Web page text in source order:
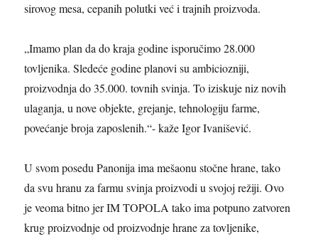
sirovog mesa, cepanih polutki već i trajnih proizvoda.
„Imamo plan da do kraja godine isporučimo 28.000
tovljenika. Sledeće godine planovi su ambiciozniji,
proizvodnja do 35.000. tovnih svinja. To iziskuje niz novih
ulaganja, u nove objekte, grejanje, tehnologiju farme,
povećanje broja zaposlenih.“- kaže Igor Ivanišević.
U svom poseduPanonija ima mešaonustočnehrane, tako
da svu hranu za farmu svinja proizvodiu svojoj režiji.Ovo
je veoma bitno jer IM TOPOLA tako ima potpuno zatvoren
krug proizvodnje od proizvodnje hrane za tovljenike,